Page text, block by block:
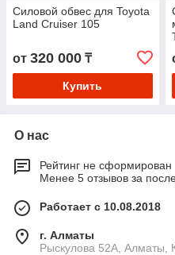
Силовой обвес для Toyota
Land Cruiser 105
от 320 000 ₸
Купить
О нас
Рейтинг не сформирован
Менее 5 отзывов за
Работает с 10.08.2018
г. Алматы
Рыскулова 52А, Алматы,